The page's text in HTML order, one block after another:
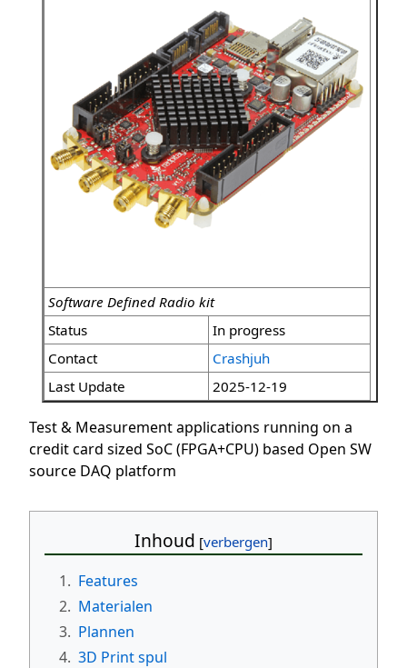
Software Defined Radio kit
Status
In progress
Contact
Crashjuh
Last Update
2025-12-19
Test & Measurement applications running on a
credit card sized SoC (FPGA+CPU) based Open SW
source DAQ platform
Inhoud
1. Features
2. Materialen
3. Plannen
4. 3D Print spul